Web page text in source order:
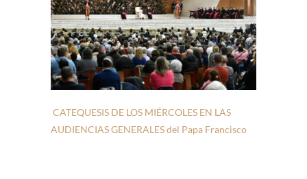
CATEQUESIS DE LOS MIÉRCOLES EN LAS
AUDIENCIAS GENERALES del Papa Francisco